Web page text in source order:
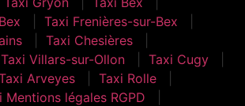
Taxi Frenières-sur-Bex
Taxi Chesières
Taxi Villars-sur-Ollon
Taxi Cugy
Arveyes
Taxi Rolle
Mentions légales RGPD